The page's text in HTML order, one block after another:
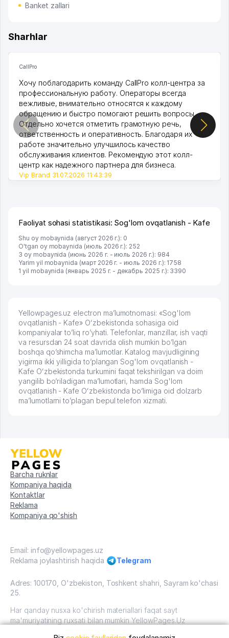
Banket zallari
Sharhlar
CallPro
Хочу поблагодарить команду CallPro колл-центра за
профессиональную работу. Операторы всегда
вежливые, внимательно относятся к каждому
обращению и быстро помогают решить вопросы.
Отдельно хочется отметить грамотную речь,
ответственность и оперативность. Благодаря их
работе значительно улучшилось качество
обслуживания клиентов. Рекомендую этот колл-
центр как надежного партнера для бизнеса.
Vip Brand 31.07.2026 11:43:39
Faoliyat sohasi statistikasi: Sog'lom ovqatlanish - Kafe
Shu oy mobaynida (август 2026 г.): 0
O'tgan oy mobaynida (июль 2026 г.): 252
3 oy mobaynida (июнь 2026 г. - июль 2026 г.): 984
Yarim yil mobaynida (март 2026 г. - июль 2026 г.): 1758
1 yil mobaynida (январь 2025 г. - декабрь 2025 г.): 3390
Yellowpages.uz electron ma’lumotnomasi: «Sog'lom
ovqatlanish - Kafe» Oʻzbekistonda sohasiga oid
kompaniyalar to’liq ro’yhati. Telefonlar, manzillar, ish vaqti
va resursdan 24 soat davrida olish mumkin bo’lgan
boshqa qo’shimcha ma’lumotlar. Katalog mavjudligining
yigirma ikki yilligida to’plangan Sog'lom ovqatlanish -
Kafe Oʻzbekistonda turkumini faqat tekshirilgan va doim
yangilib bo’riladigan ma’lumotlari, hamda Sog'lom
ovqatlanish - Kafe Oʻzbekistonda bo’limiga oid dolzarb
ma’lumotlarni to’plagan bepul telefon xizmati.
Barcha ruknlar
Kompaniya haqida
Kontaktlar
Reklama
Kompaniya qo'shish
Email: info@yellowpages.uz
Reklama joylashtirish haqida
Telegram
Adres: 100170, O'zbekiston, Toshkent shahri, Sayram ko'chasi
25.
Har qanday nusxa ko'chirish materiallari faqat sayt
ma'muriyatining ruxsati bilan mumkin YellowPages.Uz